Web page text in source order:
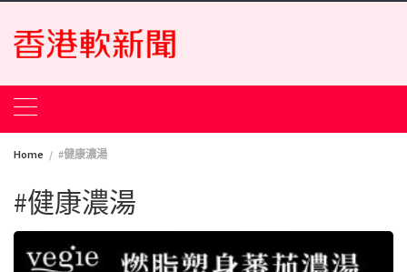
Skip
content
Home #健康濃湯
#健康濃湯